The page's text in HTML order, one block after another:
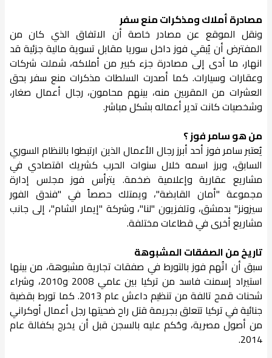
مصادرة أملاك ومذكرات منع سفر
ونقل الموقع عن مصادر خاصة أن الاتفاق الذي كان من
المفترض أن يُبقي فوز داخل سوريا مقابل تسوية مالية جزئية قد
انهار، ما أدى إلى مصادرة جزء كبير من أملاكه، شملت شركات
وعقارات وسيارات. كما أصدرت السلطات مذكرات منع سفر بحق
العشرات من المقربين منه، بينهم محامون، رجال أعمال صغار،
وشخصيات كانت تدير أعماله بشكل مباشر.
من هو سامر فوز ؟
يُعتبر سامر فوز أحد أبرز رجال الأعمال الذين ارتبطوا بالنظام السوري
السابق، وبرز اسمه خلال سنوات الحرب كشريك اقتصادي في
مشاريع عقارية وإعلامية ضخمة. يترأس فوز مجلس إدارة
مجموعة "أمان القابضة"، ويمتلك حصصاً في "فندق الفور
سيزونز" بدمشق، وتلفزيون "لنا"، وشركة "إيمار الشام"، إلى جانب
مشاريع أخرى في قطاعات مختلفة.
تاريخ من الصفقات المشبوهة
سبق أن اتُهم فوز بالتورط في صفقات تجارية مشبوهة، من بينها
استيراد إسمنت فاسد من تركيا بين عامي 2008 و2010، وشراء
شحنات قمح تالفة من تنظيم داعش عام 2013. كما تورط بقضية
جنائية في تركيا تتعلق بجريمة قتل راح ضحيتها رجل أعمال أوكراني
من أصول مصرية، وحُكم عليه بالسجن قبل أن يخرج بكفالة عام
2014.